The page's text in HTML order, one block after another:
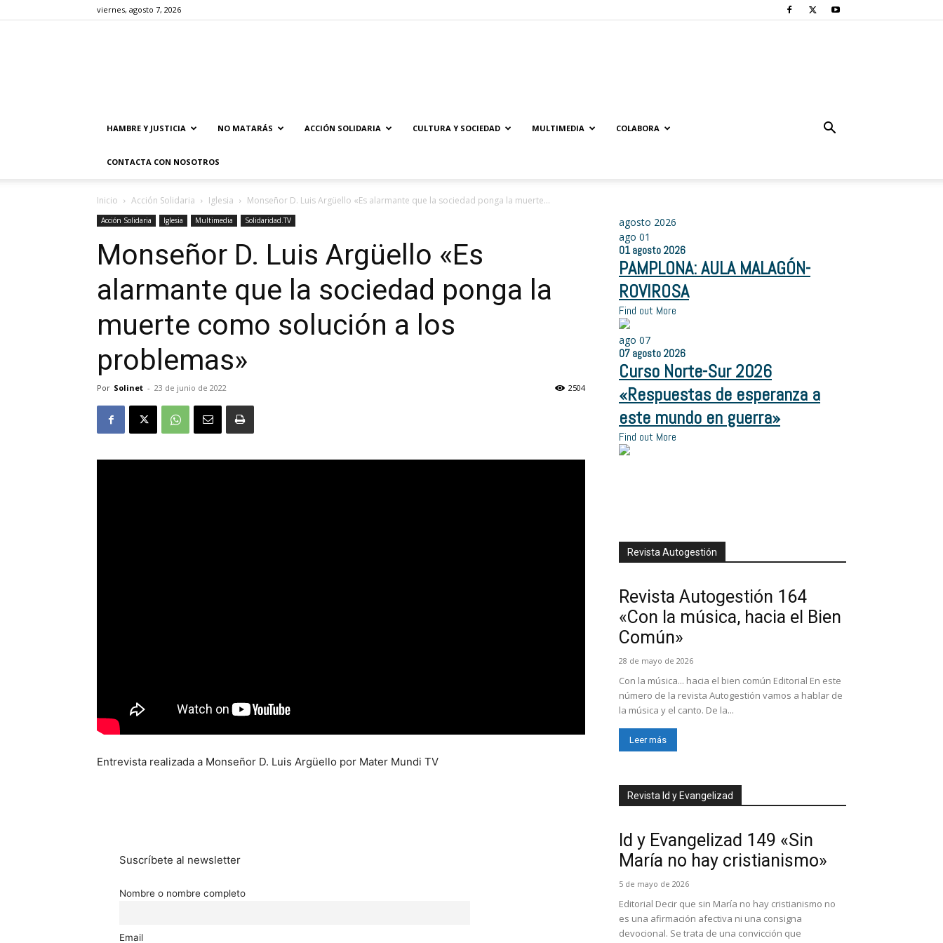
viernes, agosto 7, 2026
HAMBRE Y JUSTICIA NO MATARÁS ACCIÓN SOLIDARIA CULTURA Y SOCIEDAD MULTIMEDIA COLABORA
CONTACTA CON NOSOTROS
Inicio Acción Solidaria Iglesia Monseñor D. Luis Argüello «Es alarmante que la sociedad ponga la muerte...
Acción Solidaria Iglesia Multimedia Solidaridad.TV
Monseñor D. Luis Argüello «Es
alarmante que la sociedad ponga la
muerte como solución a los
problemas»
Por Solinet - 23 de junio de 2022 2504
Entrevista realizada a Monseñor D. Luis Argüello por Mater Mundi TV
Suscríbete al newsletter
Nombre o nombre completo
Email
agosto 2026
ago 01
01 agosto 2026
PAMPLONA: AULA MALAGÓN-
ROVIROSA
Find out More
ago 07
07 agosto 2026
Curso Norte-Sur 2026
«Respuestas de esperanza a
este mundo en guerra»
Find out More
Revista Autogestión
Revista Autogestión 164
«Con la música, hacia el Bien
Común»
28 de mayo de 2026
Con la música... hacia el bien común Editorial En este
número de la revista Autogestión vamos a hablar de
la música y el canto. De la...
Leer más
Revista Id y Evangelizad
Id y Evangelizad 149 «Sin
María no hay cristianismo»
5 de mayo de 2026
Editorial Decir que sin María no hay cristianismo no
es una afirmación afectiva ni una consigna
devocional. Se trata de una convicción que